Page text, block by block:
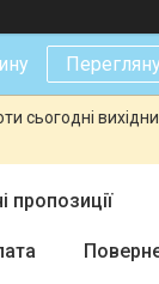
сьогодні
пропозиції